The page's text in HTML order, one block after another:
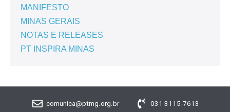
MANIFESTO
MINAS GERAIS
NOTAS E RELEASES
PT INSPIRA MINAS
comunica@ptmg.org.br 031 3115-7613